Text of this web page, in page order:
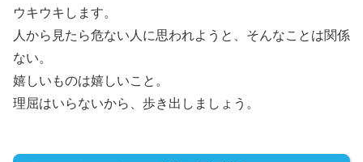
ウキウキします。
人から見たら危ない人に思われようと、そんなことは関係
ない。
嬉しいものは嬉しいこと。
理屈はいらないから、歩き出しましょう。